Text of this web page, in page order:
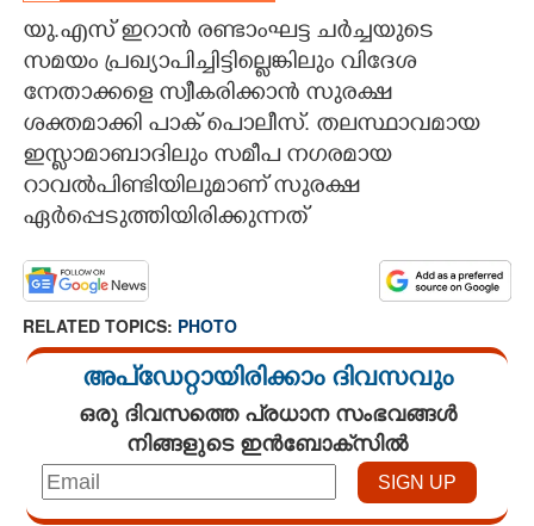
CARTOONS
LITERATURE
ZOOM
യു.എസ് ഇറാൻ രണ്ടാംഘട്ട ചർച്ചയുടെ
സമയം പ്രഖ്യാപിച്ചിട്ടില്ലെങ്കിലും വിദേശ
നേതാക്കളെ സ്വീകരിക്കാൻ സുരക്ഷ
ശക്തമാക്കി പാക് പൊലീസ്. തലസ്ഥാവമായ
ഇസ്ലാമാബാദിലും സമീപ നഗരമായ
റാവൽപിണ്ടിയിലുമാണ് സുരക്ഷ
ഏർപ്പെടുത്തിയിരിക്കുന്നത്
RELATED TOPICS: PHOTO
അപ്ഡേറ്റായിരിക്കാം ദിവസവും
ഒരു ദിവസത്തെ പ്രധാന സംഭവങ്ങൾ
നിങ്ങളുടെ ഇൻബോക്സിൽ